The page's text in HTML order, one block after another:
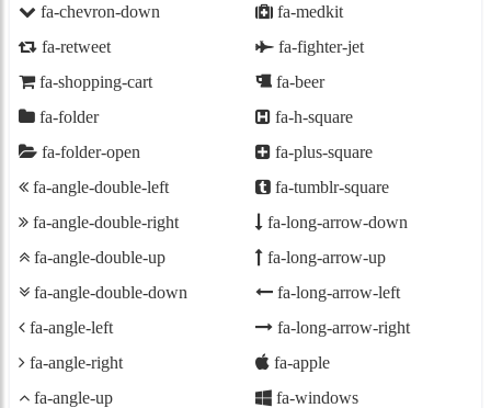
fa-chevron-down
fa-retweet
fa-shopping-cart
fa-folder
fa-folder-open
fa-medkit
fa-fighter-jet
fa-beer
fa-h-square
fa-plus-square
fa-angle-double-left
fa-angle-double-right
fa-angle-double-up
fa-angle-double-down
fa-angle-left
fa-angle-right
fa-angle-up
fa-tumblr-square
fa-long-arrow-down
fa-long-arrow-up
fa-long-arrow-left
fa-long-arrow-right
fa-apple
fa-windows